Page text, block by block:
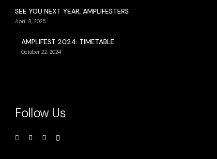
SEE YOU NEXT YEAR, AMPLIFESTERS
April 8, 2025
AMPLIFEST 2024: TIMETABLE
October 22, 2024
Follow Us